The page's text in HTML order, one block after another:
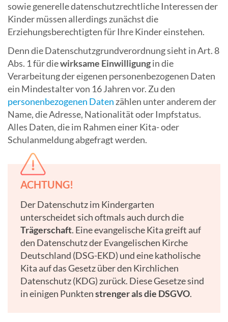
sowie generelle datenschutzrechtliche Interessen der
Kinder müssen allerdings zunächst die
Erziehungsberechtigten für Ihre Kinder einstehen.
Denn die Datenschutzgrundverordnung sieht in Art. 8
Abs. 1 für diewirksame Einwilligungin die
Verarbeitung der eigenen personenbezogenen Daten
ein Mindestalter von 16 Jahren vor. Zu den
personenbezogenen Daten zählen unter anderem der
Name, die Adresse, Nationalität oder Impfstatus.
Alles Daten, die im Rahmen einer Kita- oder
Schulanmeldung abgefragt werden.
ACHTUNG!
Der Datenschutz im Kindergarten
unterscheidet sich oftmals auch durch die
Trägerschaft. Eine evangelische Kita greift auf
den Datenschutz der Evangelischen Kirche
Deutschland (DSG-EKD) und eine katholische
Kita auf das Gesetz über den Kirchlichen
Datenschutz (KDG) zurück. Diese Gesetze sind
in einigen Punktenstrenger als die DSGVO.